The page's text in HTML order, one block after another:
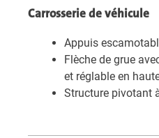
Carrosserie de véhicule
Appuis
Flèche de grue
et réglable en
Structure pivotant